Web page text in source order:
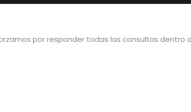
por responder todas las consultas dentro